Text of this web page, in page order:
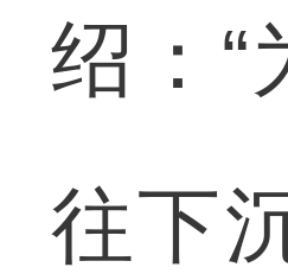
绍：
往下